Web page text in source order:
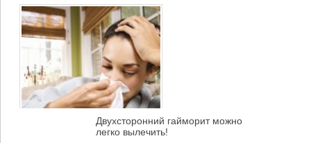
Двухсторонний гайморит можно
легко вылечить!